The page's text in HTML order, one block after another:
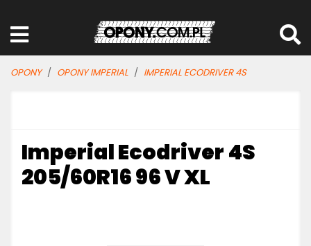
OPONY OPONY IMPERIAL IMPERIAL ECODRIVER 4S
Imperial Ecodriver 4S
205/60R16 96 V XL